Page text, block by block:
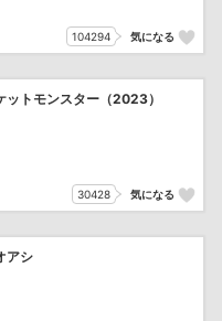
104294 気になる
ットモンスター（2023）
30428 気になる
アシ